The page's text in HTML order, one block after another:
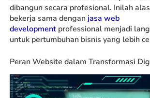
dibangun secara profesional. Inilah
bekerja sama dengan jasa web
development professional menjadi
untuk pertumbuhan bisnis yang lebih
Peran Website dalam Transformasi